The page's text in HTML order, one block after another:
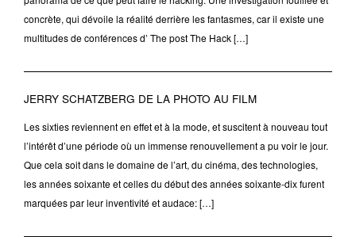
concrète, qui dévoile la réalité derrière les fantasmes, car il existe une
multitudes de conférences d’ The post The Hack […]
JERRY SCHATZBERG DE LA PHOTO AU FILM
Les sixties reviennent en effet et à la mode, et suscitent à nouveau tout
l’intérêt d’une période où un immense renouvellement a pu voir le jour.
Que cela soit dans le domaine de l’art, du cinéma, des technologies,
les années soixante et celles du début des années soixante-dix furent
marquées par leur inventivité et audace: […]